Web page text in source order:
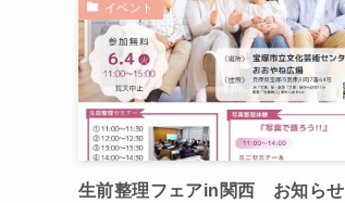
イベント
生前整理フェアin関西 お知らせ